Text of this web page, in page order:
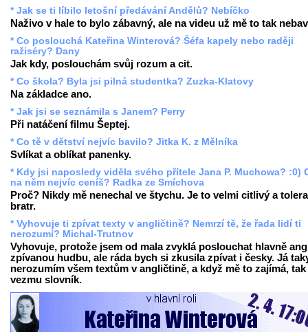
* Jak se ti líbilo letošní předávání Andělů? Nebíčko
Naživo v hale to bylo zábavný, ale na videu už mě to tak
* Co poslouchá Kateřina Winterová? Šéfa kapely nebo raději
ražiséry? Dany
Jak kdy, poslouchám svůj rozum a cit.
* Co škola? Byla jsi pilná studentka? Zuzka-Klatovy
Na základce ano.
* Jak jsi se seznámila s Janem? Perry
Při natáčení filmu Šeptej.
* Co tě v dětství nejvíc bavilo? Jitka K. z Mělníka
Svlíkat a oblíkat panenky.
* Kdy jsi naposledy viděla svého přítele Jana P. Muchowa? :0)
na něm nejvíc ceníš? Radka ze Smíchova
Proč? Nikdy mě nenechal ve štychu. Je to velmi citlivý a
bratr.
* Vyhovuje ti zpívat texty v angličtině? Nemrzí tě, že řada lidí ti
nerozumí? Michal-Trutnov
Vyhovuje, protože jsem od mala zvyklá poslouchat hlavně
zpívanou hudbu, ale ráda bych si zkusila zpívat i česky. Já
nerozumím všem textům v angličtině, a když mě to zajímá, tak
vezmu slovník.